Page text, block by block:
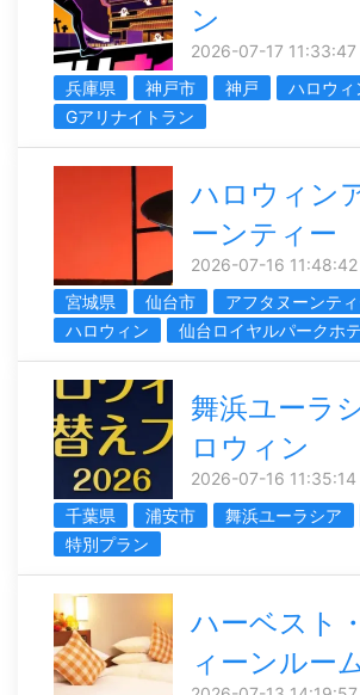
ン
2026-07-17 11:33:47
兵庫県
神戸市 神戸
ハロウィ
Gアリナイトラン
ハロウィン
ーンティー
2026-07-16 11:48:42
宮城県
仙台市
アフタヌーンテ
ハロウィン
仙台ロイヤルパークホ
舞浜ユーラ
ロウィン
2026-07-16 11:35:14
千葉県
浦安市 舞浜ユーラシア
特別プラン
ハーベスト
ィーンルー